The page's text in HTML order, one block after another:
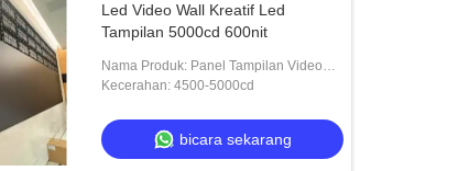
Led Video Wall Kreatif Led
Tampilan 5000cd 600nit
Nama Produk: Panel Tampilan Video
Led
Kecerahan: 4500-5000cd
bicara sekarang